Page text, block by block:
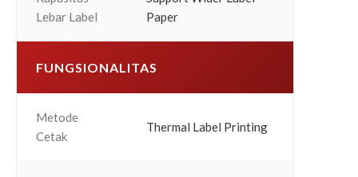
Lebar Label
Paper
FUNGSIONALITAS
Metode
Cetak
Thermal Label Printing